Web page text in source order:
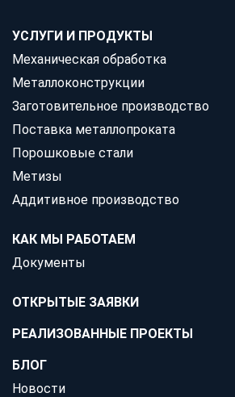
УСЛУГИ И ПРОДУКТЫ
Механическая обработка
Металлоконструкции
Заготовительное производство
Поставка металлопроката
Порошковые стали
Метизы
Аддитивное производство
КАК МЫ РАБОТАЕМ
Документы
ОТКРЫТЫЕ ЗАЯВКИ
РЕАЛИЗОВАННЫЕ ПРОЕКТЫ
БЛОГ
Новости